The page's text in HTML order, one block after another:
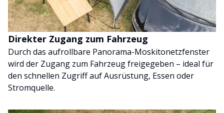
Direkter Zugang zum Fahrzeug
Durch das aufrollbare Panorama-Moskitonetzfenster
wird der Zugang zum Fahrzeug freigegeben – ideal für
den schnellen Zugriff auf Ausrüstung, Essen oder
Stromquelle.